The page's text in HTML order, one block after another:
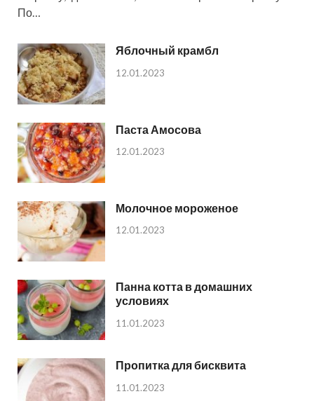
По…
Яблочный крамбл
12.01.2023
Паста Амосова
12.01.2023
Молочное мороженое
12.01.2023
Панна котта в домашних
условиях
11.01.2023
Пропитка для бисквита
11.01.2023